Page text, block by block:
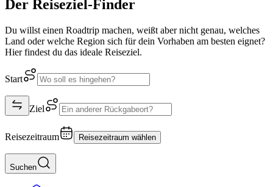
Der Reiseziel-Finder
Du willst einen Roadtrip machen, weißt aber nicht genau, welches
Land oder welche Region sich für dein Vorhaben am besten eignet?
Hier findest du das ideale Reiseziel.
Start
Ziel
Reisezeitraum Reisezeitraum wählen
Suchen